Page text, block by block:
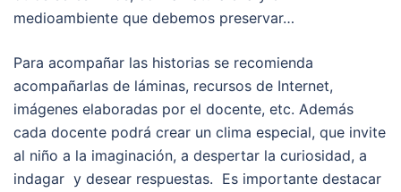
medioambiente que debemos preservar…
Para acompañar las historias se recomienda
acompañarlas de láminas, recursos de Internet,
imágenes elaboradas por el docente, etc. Además
cada docente podrá crear un clima especial, que invite
al niño a la imaginación, a despertar la curiosidad, a
indagar y desear respuestas. Es importante destacar